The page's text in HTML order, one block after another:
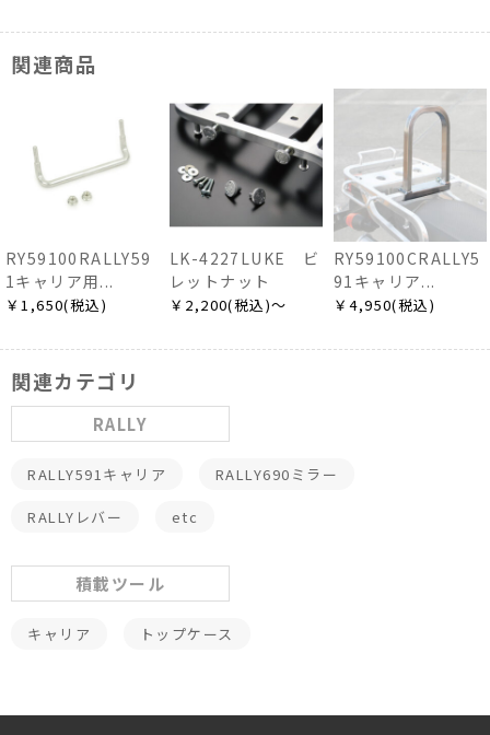
関連商品
キャリア用...
1,650(税込)
LK-4227LUKE ビ
レットナット
￥2,200(税込)～
RY59100CRALLY5
91キャリア...
￥4,950(税込)
関連カテゴリ
RALLY
RALLY591キャリア RALLY690ミラー
RALLYレバー etc
積載ツール
キャリア トップケース